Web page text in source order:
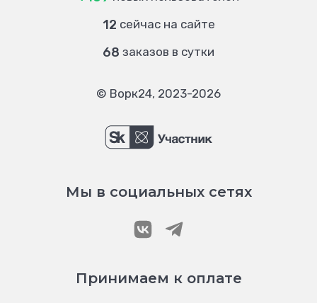
12 сейчас на сайте
68 заказов в сутки
© Ворк24, 2023-2026
Мы в социальных сетях
Принимаем к оплате